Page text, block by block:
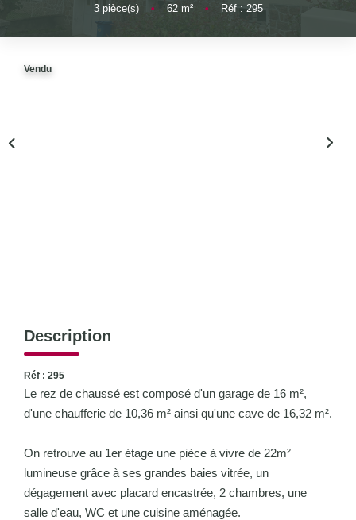
NOTRE AGENCE
3pièce(s) • 62m² • Réf : 295
Vendu
Description
Réf : 295
Le rez de chaussé est composé d'un garage de 16 m²,
d'une chaufferie de 10,36 m² ainsi qu'une cave de 16,32 m².
On retrouve au 1er étage une pièce à vivre de 22m²
lumineuse grâce à ses grandes baies vitrée, un
dégagement avec placard encastrée, 2 chambres, une
salle d'eau, WC et une cuisine aménagée.